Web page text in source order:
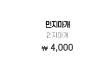
먼지마개
먼지마개
4,000